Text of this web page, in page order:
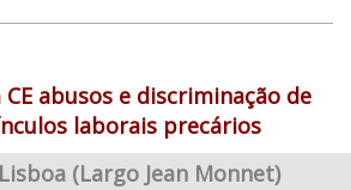
abusos e discriminação de
laborais precários
Lisboa (Largo Jean Monnet)